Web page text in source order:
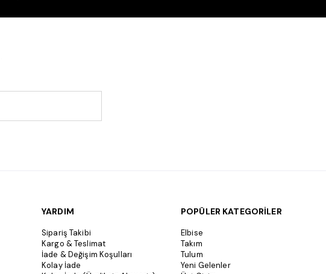
YARDIM
Sipariş Takibi
Kargo & Teslimat
İade & Değişim Koşulları
Kolay İade
POPÜLER KATEGORİLER
Elbise
Takım
Tulum
Yeni Gelenler